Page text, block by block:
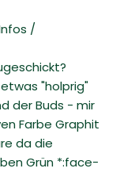
/
"holprig"
der Buds - mir
Farbe Graphit
da die
Grün *:face-